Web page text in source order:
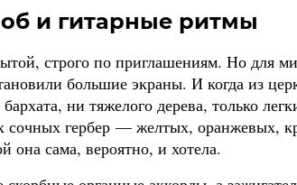
и гитарные ритмы
строго по приглашениям. Но для
большие экраны. И когда из
ни тяжелого дерева, только
сочных гербер — желтых, оранжевых,
она сама, вероятно, и хотела.